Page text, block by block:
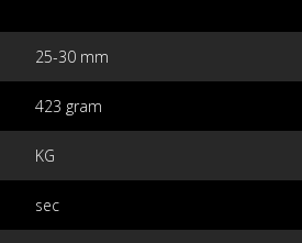
25-30 mm
423 gram
KG
sec